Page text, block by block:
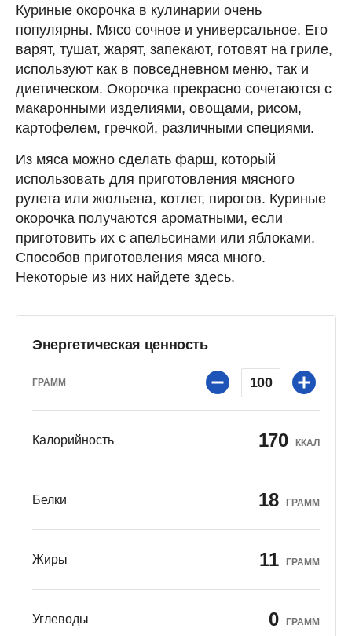
Куриные окорочка в кулинарии очень
популярны. Мясо сочное и универсальное. Его
варят, тушат, жарят, запекают, готовят на гриле,
используют как в повседневном меню, так и
диетическом. Окорочка прекрасно сочетаются с
макаронными изделиями, овощами, рисом,
картофелем, гречкой, различными специями.
Из мяса можно сделать фарш, который
использовать для приготовления мясного
рулета или жюльена, котлет, пирогов. Куриные
окорочка получаются ароматными, если
приготовить их с апельсинами или яблоками.
Способов приготовления мяса много.
Некоторые из них найдете здесь.
Энергетическая ценность
ГРАММ 100
170 ККАЛ
Калорийность
18 ГРАММ
Белки
11 ГРАММ
Жиры
0 ГРАММ
Углеводы